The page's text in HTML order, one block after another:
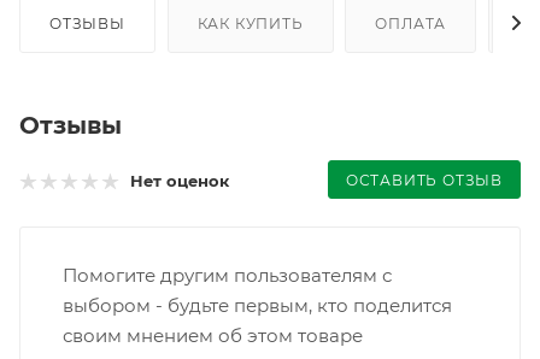
ОТЗЫВЫ КАК КУПИТЬ ОПЛАТА
Отзывы
Нет оценок ОСТАВИТЬ ОТЗЫВ
Помогите другим пользователям с
выбором - будьте первым, кто поделится
своим мнением об этом товаре